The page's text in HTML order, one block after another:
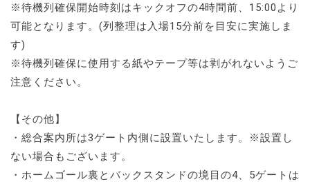
※待機列確保開始時刻はキックオフの4時間前、15:00より
可能となります。(列整理は入場15分前を目安に実施しま
す)
※待機列確保に使用する紙やテープ等は剥がれないようご
注意ください。
【その他】
・総合案内所は3ゲート内側に設置いたします。※設置し
ない場合もございます。
・ホームゴール裏とバックスタンドの境目の4、5ゲートは